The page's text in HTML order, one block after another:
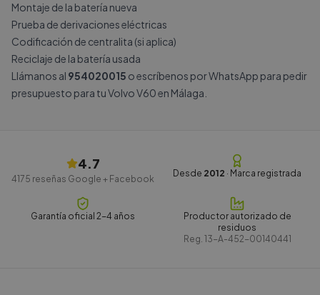
Montaje de la batería nueva
Prueba de derivaciones eléctricas
Codificación de centralita (si aplica)
Reciclaje de la batería usada
Llámanos al 954020015 o escríbenos porWhatsApp para pedir
presupuesto para tu Volvo V60 en Málaga.
4.7
4175 reseñas Google + Facebook
Desde 2012 · Marca registrada
Garantía oficial 2-4 años
Productor autorizado de
residuos
Reg. 13-A-452-00140441